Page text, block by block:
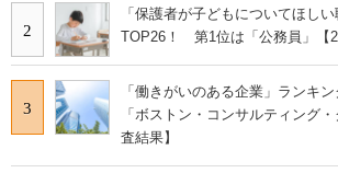
2
「保護者が子どもについてほし
TOP26！ 第1位は「公務員」【
3
「働きがいのある企業」ランキ
「ボストン・コンサルティング
査結果】